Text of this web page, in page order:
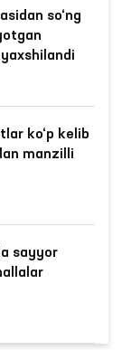
so‘ng
ko‘p kelib
manzilli
sayyor